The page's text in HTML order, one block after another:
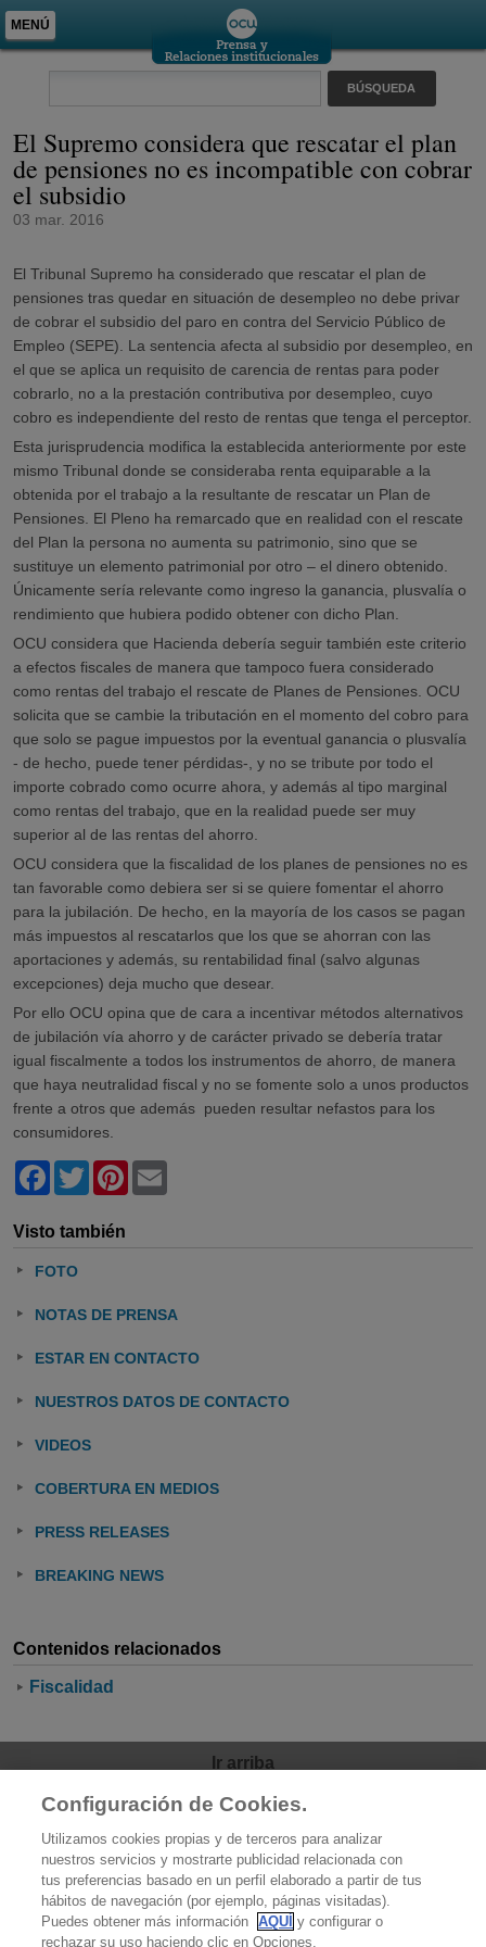
MENÚ
El Supremo considera que rescatar el plan
de pensiones no es incompatible con cobrar
el subsidio
03 mar. 2016
El Tribunal Supremo ha considerado que rescatar el plan de
pensiones tras quedar en situación de desempleo no debe privar
de cobrar el subsidio del paro en contra del Servicio Público de
Empleo (SEPE). La sentencia afecta al subsidio por desempleo, en
el que se aplica un requisito de carencia de rentas para poder
cobrarlo, no a la prestación contributiva por desempleo, cuyo
cobro es independiente del resto de rentas que tenga el perceptor.
Esta jurisprudencia modifica la establecida anteriormente por este
mismo Tribunal donde se consideraba renta equiparable a la
obtenida por el trabajo a la resultante de rescatar un Plan de
Pensiones. El Pleno ha remarcado que en realidad con el rescate
del Plan la persona no aumenta su patrimonio, sino que se
sustituye un elemento patrimonial por otro – el dinero obtenido.
Únicamente sería relevante como ingreso la ganancia, plusvalía o
rendimiento que hubiera podido obtener con dicho Plan.
OCU considera que Hacienda debería seguir también este criterio
a efectos fiscales de manera que tampoco fuera considerado
como rentas del trabajo el rescate de Planes de Pensiones. OCU
solicita que se cambie la tributación en el momento del cobro para
que solo se pague impuestos por la eventual ganancia o plusvalía
- de hecho, puede tener pérdidas-, y no se tribute por todo el
importe cobrado como ocurre ahora, y además al tipo marginal
como rentas del trabajo, que en la realidad puede ser muy
superior al de las rentas del ahorro.
OCU considera que la fiscalidad de los planes de pensiones no es
tan favorable como debiera ser si se quiere fomentar el ahorro
para la jubilación. De hecho, en la mayoría de los casos se pagan
más impuestos al rescatarlos que los que se ahorran con las
aportaciones y además, su rentabilidad final (salvo algunas
excepciones) deja mucho que desear.
Por ello OCU opina que de cara a incentivar métodos alternativos
de jubilación vía ahorro y de carácter privado se debería tratar
igual fiscalmente a todos los instrumentos de ahorro, de manera
que haya neutralidad fiscal y no se fomente solo a unos productos
frente a otros que además pueden resultar nefastos para los
consumidores.
Facebook
TwitterPinterest
Visto también
FOTO
NOTAS DE PRENSA
ESTAR EN CONTACTO
NUESTROS DATOS DE CONTACTO
VIDEOS
COBERTURA EN MEDIOS
PRESS RELEASES
BREAKING NEWS
Contenidos relacionados
Fiscalidad
Ir arriba
OCU
Quiénes somos
Qué hacemos
Contacto
Configuración de Cookies.
Utilizamos cookies propias y de terceros para analizar
nuestros servicios y mostrarte publicidad relacionada con
tus preferencias basado en un perfil elaborado a partir de tus
hábitos de navegación (por ejemplo, páginas visitadas).
Puedes obtener más información
AQUÍ y configurar o
rechazar su uso haciendo clic en Opciones.